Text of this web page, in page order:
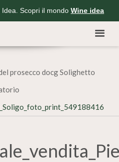
Scopri il mondo Wine idea
prosecco docg Solighetto